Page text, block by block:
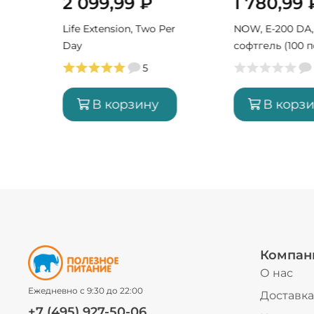
Life Extension, Two Per
Day
5
В корзину
NOW, E-200
софтгель (100
В
Ежедневно с 9:30 до 22:00
О нас